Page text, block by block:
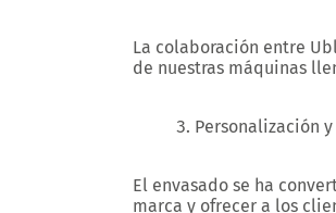
La colaboración entre
de nuestras máquinas
Personalización
El envasado se ha
marca y ofrecer a los